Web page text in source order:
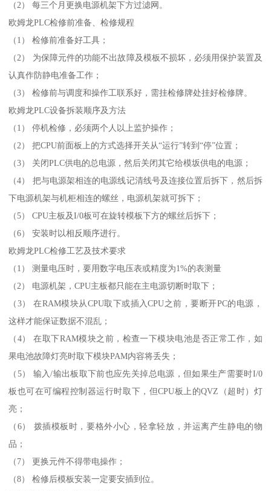
（2） 每三个月更换电源机架下方过滤网。
欧姆龙PLC检修前准备、检修规程
（1） 检修前准备好工具；
（2） 为保障元件的功能不出故障及模板不损坏，必须用保护装置及
认真作防静电准备工作；
（3） 检修前与调度和操作工联系好，需挂检修牌处挂好检修牌。
欧姆龙PLC设备拆装顺序及方法
（1） 停机检修，必须两个人以上监护操作；
（2） 把CPU前面板上的方式选择开关从“运行”转到“停”位置；
（3） 关闭PLC供电的总电源，然后关闭其它给模坂供电的电源；
（4） 把与电源架相连的电源线记清线号及连接位置后拆下，然后拆
下电源机架与机柜相连的螺丝，电源机架就可拆下；
（5） CPU主板及I/0板可在旋转模板下方的螺丝后拆下；
（6） 安装时以相反顺序进行。
欧姆龙PLC检修工艺及技术要求
（1） 测量电压时，要用数字电压表或精度为1%的表测量
（2） 电源机架，CPU主板都只能在主电源切断时取下；
（3） 在RAM模块从CPU取下或插入CPU之前，要断开PC的电源，
这样才能保证数据不混乱；
（4） 在取下RAM模块之前，检查一下模块电池是否正常工作，如
果电池故障灯亮时取下模块PAM内容将丢失；
（5） 输入/输出板取下前也应先关掉总电源，但如果生产需要时I/0
板也可在可编程控制器运行时取下，但CPU板上的QVZ（超时）灯
亮；
（6） 拨插模板时，要格外小心，轻拿轻放，并运离产生静电的物
品；
（7） 更换元件不得带电操作；
（8） 检修后模板安装一定要安插到位。